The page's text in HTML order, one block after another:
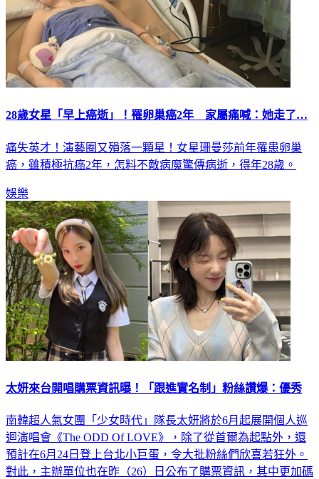
28歲女星「早上癌逝」！罹卵巢癌2年 家屬痛喊：她走了…
痛失英才！演藝圈又殞落一顆星！女星珊曼莎前年罹患卵巢
癌，雖積極抗癌2年，怎料不敵病魔驚傳病逝，得年28歲。
娛樂
太妍來台開唱購票資訊曝！「跟進實名制」粉絲讚爆：優秀
南韓超人氣女團「少女時代」隊長太妍將於6月起展開個人巡
迴演唱會《The ODD Of LOVE》，除了從首爾為起點外，還
預計在6月24日登上台北小巨蛋，令大批粉絲們欣喜若狂外。
對此，主辦單位也在昨（26）日公布了購票資訊，其中更加碼